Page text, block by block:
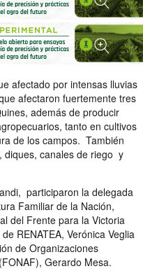
afectado por intensas lluvias
afectaron fuertemente tres
además de producir
tanto en cultivos
de los campos. También
diques, canales de riego y
participaron la delegada
Familiar de la Nación,
del Frente para la Victoria
RENATEA, Verónica Veglia
de Organizaciones
Gerardo Mesa.